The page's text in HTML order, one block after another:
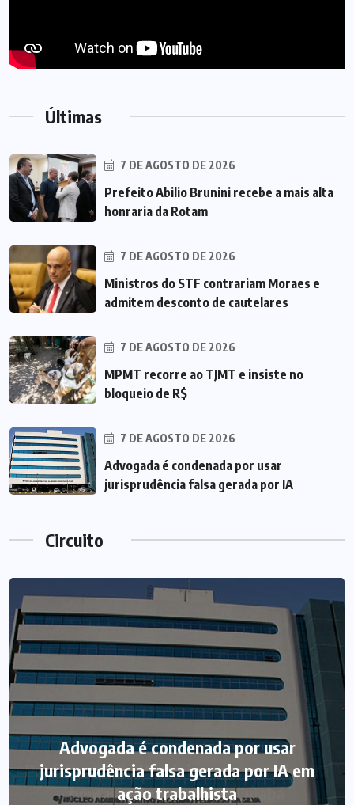
Últimas
7 DE AGOSTO DE 2026
Prefeito Abilio Brunini recebe a mais alta
honraria da Rotam
7 DE AGOSTO DE 2026
Ministros do STF contrariam Moraes e
admitem desconto de cautelares
7 DE AGOSTO DE 2026
MPMT recorre ao TJMT e insiste no
bloqueio de R$
7 DE AGOSTO DE 2026
Advogada é condenada por usar
jurisprudência falsa gerada por IA
Circuito
Advogada é condenada por usar
jurisprudência falsa gerada por IA em
ação trabalhista